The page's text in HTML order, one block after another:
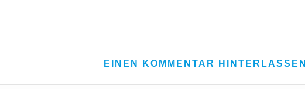
EINEN KOMMENTAR HINTERLASSEN